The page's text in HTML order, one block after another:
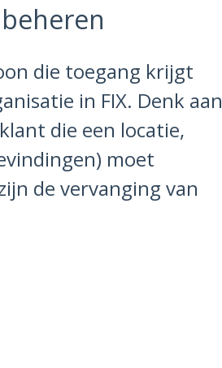
die toegang krijgt
in FIX. Denk aan
die een locatie,
moet
de vervanging van